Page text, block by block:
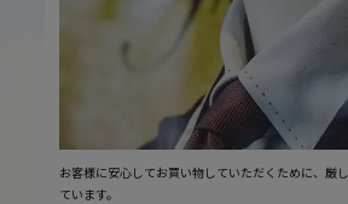
お客様に安心してお買い物していただくために、厳
ています。